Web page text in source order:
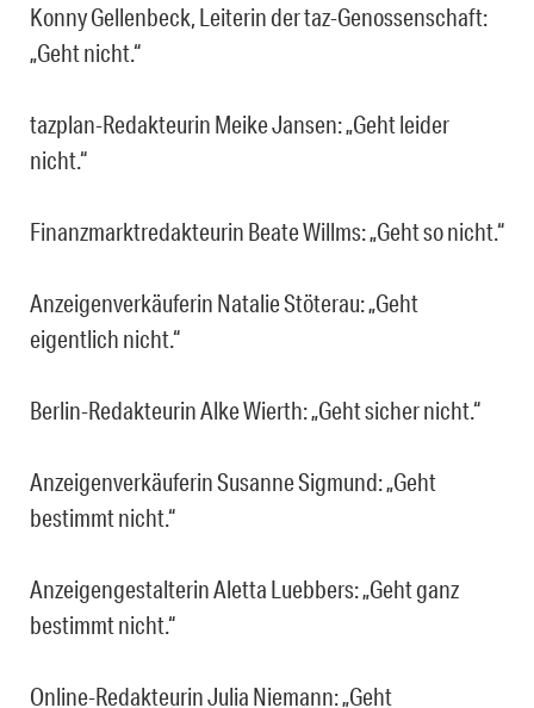
Konny Gellenbeck, Leiterin der taz-Genossenschaft:
„Geht nicht.“
tazplan-Redakteurin Meike Jansen: „Geht leider
nicht.“
Finanzmarktredakteurin Beate Willms: „Geht so nicht.“
Anzeigenverkäuferin Natalie Stöterau: „Geht
eigentlich nicht.“
Berlin-Redakteurin Alke Wierth: „Geht sicher nicht.“
Anzeigenverkäuferin Susanne Sigmund: „Geht
bestimmt nicht.“
Anzeigengestalterin Aletta Luebbers: „Geht ganz
bestimmt nicht.“
Online-Redakteurin Julia Niemann: „Geht